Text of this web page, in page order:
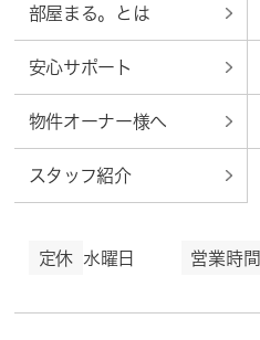
部屋まる。とは
安心サポート
物件オーナー様へ
スタッフ紹介
定休 水曜日 営業時間